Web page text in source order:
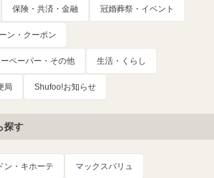
保険・共済・金融 冠婚葬祭・イベント
ン・クーポン
ペーパー・その他 生活・くらし
局 Shufoo!お知らせ
探す
ン・キホーテ マックスバリュ